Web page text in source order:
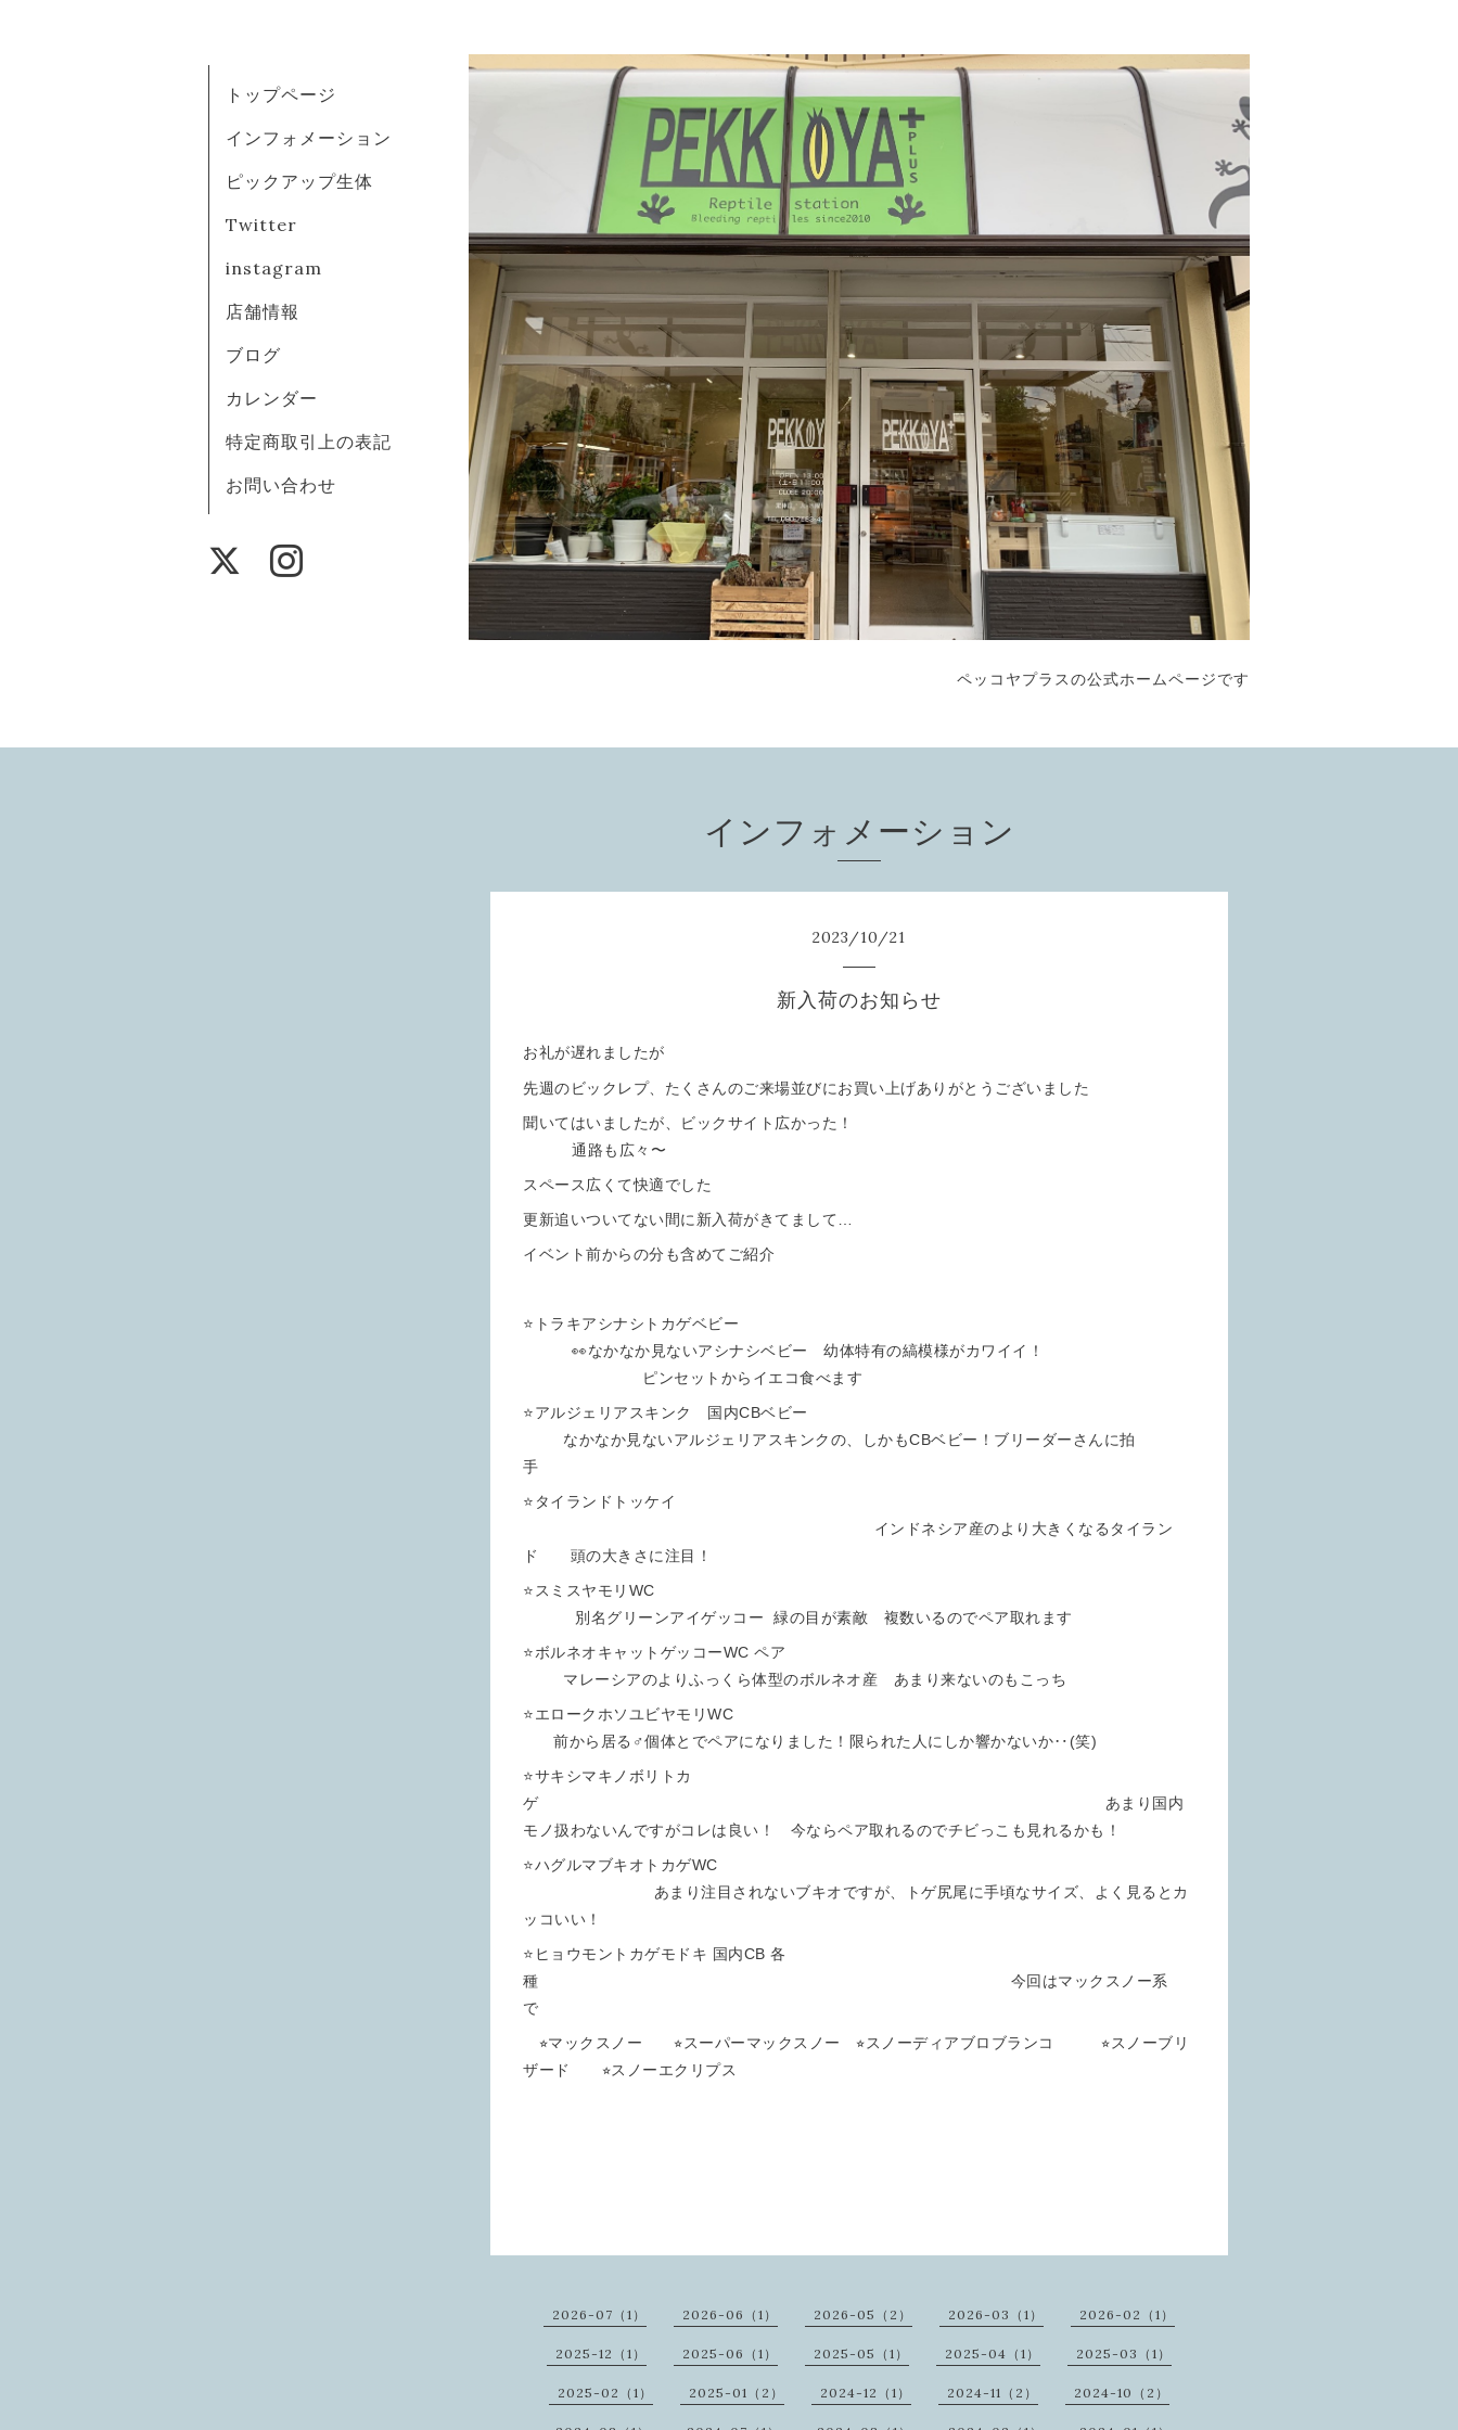
ペッコヤプラスの公式ホームページです
トップページ
インフォメーション
ピックアップ生体
Twitter
instagram
店舗情報
ブログ
カレンダー
特定商取引上の表記
お問い合わせ
インフォメーション
2023/10/21
新入荷のお知らせ
お礼が遅れましたが
先週のビックレプ、たくさんのご来場並びにお買い上げありがとうございました
聞いてはいましたが、ビックサイト広かった！
通路も広々〜
スペース広くて快適でした
更新追いついてない間に新入荷がきてまして…
イベント前からの分も含めてご紹介
⭐️トラキアシナシトカゲベビー
👀なかなか見ないアシナシベビー 幼体特有の縞模様がカワイイ！
ピンセットからイエコ食べます
⭐️アルジェリアスキンク 国内CBベビー
なかなか見ないアルジェリアスキンクの、しかもCBベビー！ブリーダーさんに拍
手
⭐️タイランドトッケイ
インドネシア産のより大きくなるタイラン
ド 頭の大きさに注目！
⭐️スミスヤモリWC
別名グリーンアイゲッコー 緑の目が素敵 複数いるのでペア取れます
⭐️ボルネオキャットゲッコーWC ペア
マレーシアのよりふっくら体型のボルネオ産 あまり来ないのもこっち
⭐️エロークホソユビヤモリWC
前から居る♂個体とでペアになりました！限られた人にしか響かないか‥(笑)
⭐️サキシマキノボリトカ
ゲ あまり国内
モノ扱わないんですがコレは良い！ 今ならペア取れるのでチビっこも見れるかも！
⭐️ハグルマブキオトカゲWC
あまり注目されないブキオですが、トゲ尻尾に手頃なサイズ、よく見るとカ
ッコいい！
⭐️ヒョウモントカゲモドキ 国内CB 各
種 今回はマックスノー系
で
⭐︎マックスノー ⭐︎スーパーマックスノー ⭐︎スノーディアブロブランコ ⭐︎スノーブリ
ザード ⭐︎スノーエクリプス
2026-07（1） 2026-06（1） 2026-05（2） 2026-03（1） 2026-02（1）
2025-12（1） 2025-06（1） 2025-05（1） 2025-04（1） 2025-03（1）
2025-02（1） 2025-01（2） 2024-12（1） 2024-11（2） 2024-10（2）